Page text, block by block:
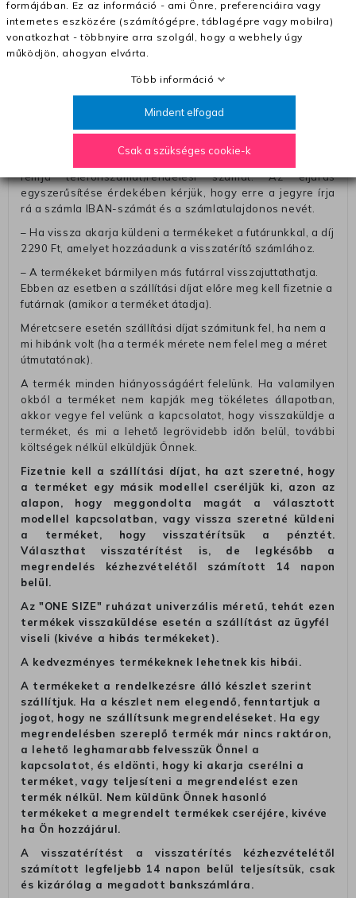
– A kapott termék cseréjéért 3780 Ft szállítási díjat
számolunk fel (oda -vissza út)
Pénzvisszatérítés:
A pénz visszatérítéséhez küldjük a futárt, hogy vegye át
Öntől a terméket/termékeket, vagy más futárral is
elküldheti. Olyan utávéttel küldött csomagot, melyne
értéke eltér 0 FT-tól, nem fogadunk el. A futárnak átadott
csomagba kérjük, hogy a visszaküldés könnyebb
azonosítása érdekében tegyen egy megjegyzést, amelyre
felírja telefonszámát/rendelési számát. Az eljárás
egyszerűsítése érdekében kérjük, hogy erre a jegyre írja
rá a számla IBAN-számát és a számlatulajdonos nevét.
– Ha vissza akarja küldeni a termékeket a futárunkkal, a díj
2290 Ft, amelyet hozzáadunk a visszatérítő számlához.
– A termékeket bármilyen más futárral visszajuttathatja.
Ebben az esetben a szállítási díjat előre meg kell fizetnie a
futárnak (amikor a terméket átadja).
Méretcsere esetén szállítási díjat számitunk fel, ha nem a
mi hibánk volt (ha a termék mérete nem felel meg a méret
útmutatónak).
A termék minden hiányosságáért felelünk. Ha valamilyen
okból a terméket nem kapják meg tökéletes állapotban,
akkor vegye fel velünk a kapcsolatot, hogy visszaküldje a
terméket, és mi a lehető legrövidebb időn belül, további
költségek nélkül elküldjük Önnek.
Fizetnie kell a szállítási díjat, ha azt szeretné, hogy
a terméket egy másik modellel cseréljük ki, azon az
alapon, hogy meggondolta magát a választott
modellel kapcsolatban, vagy vissza szeretné küldeni
a terméket, hogy visszatérítsük a pénztét.
Választhat visszatérítést is, de legkésőbb a
megrendelés kézhezvételétől számított 14 napon
belül.
Az "ONE SIZE" ruházat univerzális méretű, tehát ezen
termékek visszaküldése esetén a szállítást az ügyfél
viseli (kivéve a hibás termékeket).
A kedvezményes termékeknek lehetnek kis hibái.
A termékeket a rendelkezésre álló készlet szerint
szállítjuk. Ha a készlet nem elegendő, fenntartjuk a
jogot, hogy ne szállítsunk megrendeléseket. Ha egy
megrendelésben szereplő termék már nincs raktáron,
a lehető leghamarabb felvesszük Önnel a
kapcsolatot, és eldönti, hogy ki akarja cserélni a
terméket, vagy teljesíteni a megrendelést ezen
termék nélkül. Nem küldünk Önnek hasonló
termékeket a megrendelt termékek cseréjére, kivéve
ha Ön hozzájárul.
A visszatérítést a visszatérítés kézhezvételétől
számított legfeljebb 14 napon belül teljesítsük, csak
és kizárólag a megadott bankszámlára.
formájában. Ez az információ - ami Önre, preferenciáira vagy
internetes eszközére (számítógépre, táblagépre vagy mobilra)
vonatkozhat - többnyire arra szolgál, hogy a webhely úgy
működjön, ahogyan elvárta.
Több információ
Mindent elfogad
Csak a szükséges cookie-k